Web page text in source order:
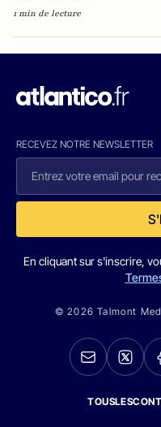
1 min de lecture
RECEVEZ NOTRE NEWSLETTER
En cliquant sur s'inscrire,
© 2026 Talmont